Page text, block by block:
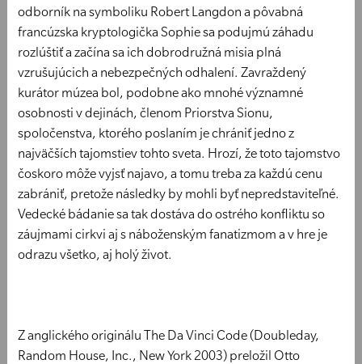
odborník na symboliku Robert Langdon a pôvabná
francúzska kryptologička Sophie sa podujmú záhadu
rozlúštiť a začína sa ich dobrodružná misia plná
vzrušujúcich a nebezpečných odhalení. Zavraždený
kurátor múzea bol, podobne ako mnohé významné
osobnosti v dejinách, členom Priorstva Sionu,
spoločenstva, ktorého poslaním je chrániť jedno z
najväčších tajomstiev tohto sveta. Hrozí, že toto tajomstvo
čoskoro môže vyjsť najavo, a tomu treba za každú cenu
zabrániť, pretože následky by mohli byť nepredstaviteľné.
Vedecké bádanie sa tak dostáva do ostrého konfliktu so
záujmami cirkvi aj s náboženským fanatizmom a v hre je
odrazu všetko, aj holý život.
Z anglického originálu The Da Vinci Code (Doubleday,
Random House, Inc., New York 2003) preložil Otto